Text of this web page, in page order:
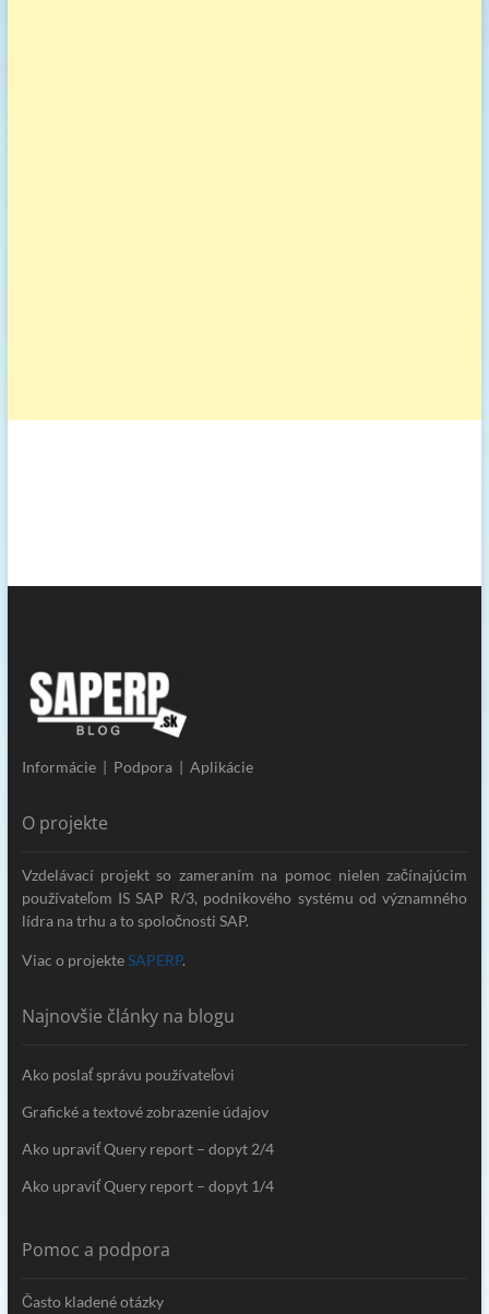
Informácie | Podpora | Aplikácie
O projekte
Vzdelávací projekt so zameraním na pomoc nielen začínajúcim
používateľom IS SAP R/3, podnikového systému od významného
lídra na trhu a to spoločnosti SAP.
Viac o projekteSAPERP.
Najnovšie články na blogu
Ako poslať správu používateľovi
Grafické a textové zobrazenie údajov
Ako upraviť Query report – dopyt 2/4
Ako upraviť Query report – dopyt 1/4
Pomoc a podpora
Často kladené otázky